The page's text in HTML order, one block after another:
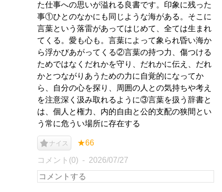
た仕事への思いが溢れる良書です。印象に残った
事①ひとのなかにも同じような海がある。そこに
言葉という落雷があってはじめて、全ては生まれ
てくる。愛も心も。言葉によって象られ昏い海か
ら浮かびあがってくる②言葉の持つ力、傷つける
ためではなくだれかを守り、だれかに伝え、だれ
かとつながりあうための力に自覚的になってか
ら、自分の心を探り、周囲の人との気持ちや考え
を注意深く汲み取れるように③言葉を扱う辞書と
は、個人と権力、内的自由と公的支配の狭間とい
う常に危うい場所に存在する
ナイス ★66
コメント(0) 2026/07/27